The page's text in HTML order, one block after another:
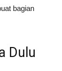
bagian
Dulu